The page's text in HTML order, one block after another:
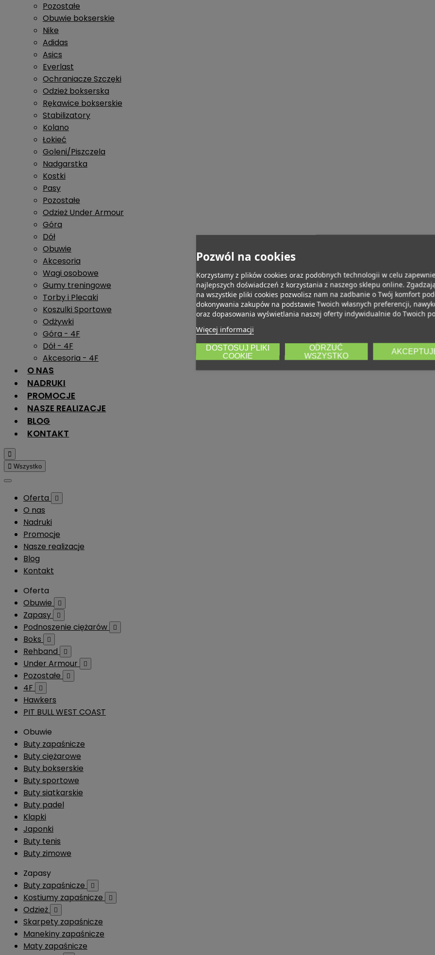
Pozostałe
Obuwie bokserskie
Nike
Adidas
Asics
Everlast
Ochraniacze Szczęki
Odzież bokserska
Rękawice bokserskie
Stabilizatory
Kolano
Łokieć
Goleni/Piszczela
Nadgarstka
Kostki
Pasy
Pozostałe
Odzież Under Armour
Góra
Dół
Obuwie
Akcesoria
Wagi osobowe
Gumy treningowe
Torby i Plecaki
Koszulki Sportowe
Odżywki
Góra - 4F
Dół - 4F
Akcesoria - 4F
O NAS
NADRUKI
PROMOCJE
NASZE REALIZACJE
BLOG
KONTAKT

 Wszystko
Oferta 
O nas
Nadruki
Promocje
Nasze realizacje
Blog
Kontakt
Oferta
Obuwie

Zapasy 
Podnoszenie ciężarów 
Boks 
Rehband 
Under Armour 
Pozostałe 
4F 
Hawkers
PIT BULL WEST COAST
Obuwie
Buty zapaśnicze
Buty ciężarowe
Buty bokserskie
Buty sportowe
Buty siatkarskie
Buty padel
Klapki
Japonki
Buty tenis
Buty zimowe
Zapasy
Buty zapaśnicze

Kostiumy zapaśnicze 
Odzież 
Skarpety zapaśnicze
Manekiny zapaśnicze
Maty zapaśnicze
Pozwól na cookies
Korzystamy z plików cookies oraz podobnych technologii w celu
najlepszych doświadczeń z korzystania z naszego sklepu online.
na wszystkie pliki cookies pozwolisz nam na zadbanie o Twój komfort
dokonywania zakupów na podstawie Twoich własnych preferencji,
oraz dopasowania wyświetlania naszej oferty indywidualnie do Twoich
Więcej informacji
DOSTOSUJ PLIKI
COOKIE
ODRZUĆ
WSZYSTKO